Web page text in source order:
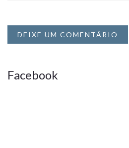
DEIXE UM COMENTÁRIO
Facebook